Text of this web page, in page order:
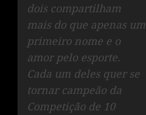
dois compartilham
mais do que apenas um
primeiro nome e o
amor pelo esporte.
Cada um deles quer se
tornar campeão da
Competição de 10